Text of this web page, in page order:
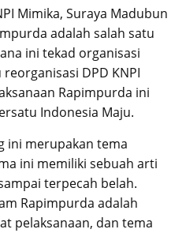
Mimika, Suraya Madubun
adalah salah satu
ini tekad organisasi
DPD KNPI
Rapimpurda ini
Indonesia Maju.
ini merupakan tema
ini memiliki sebuah arti
terpecah belah.
Rapimpurda adalah
pelaksanaan, dan tema